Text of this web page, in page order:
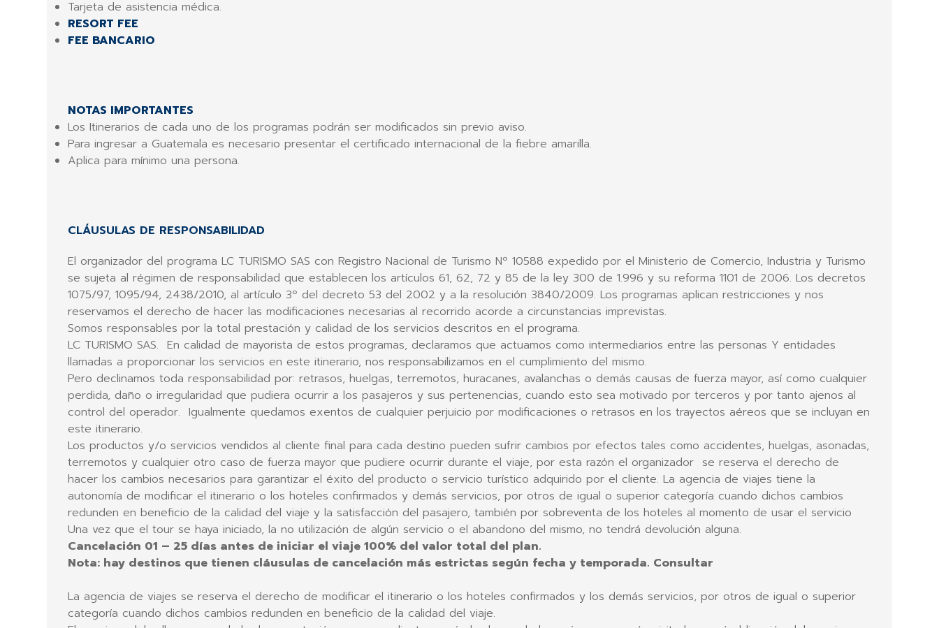
Tarjeta de asistencia médica.
RESORT FEE
FEE BANCARIO
NOTAS IMPORTANTES
Los Itinerarios de cada uno de los programas podrán ser modificados sin previo aviso.
Para ingresar a Guatemala es necesario presentar el certificado internacional de la fiebre amarilla.
Aplica para mínimo una persona.
CLÁUSULAS DE RESPONSABILIDAD
El organizador del programa LC TURISMO SAS con Registro Nacional de Turismo Nº 10588 expedido por el Ministerio de Comercio, Industria y Turismo
se sujeta al régimen de responsabilidad que establecen los artículos 61, 62, 72 y 85 de la ley 300 de 1.996 y su reforma 1101 de 2006. Los decretos
1075/97, 1095/94, 2438/2010, al artículo 3º del decreto 53 del 2002 y a la resolución 3840/2009. Los programas aplican restricciones y nos
reservamos el derecho de hacer las modificaciones necesarias al recorrido acorde a circunstancias imprevistas.
Somos responsables por la total prestación y calidad de los servicios descritos en el programa.
LC TURISMO SAS. En calidad de mayorista de estos programas, declaramos que actuamos como intermediarios entre las personas Y entidades
llamadas a proporcionar los servicios en este itinerario, nos responsabilizamos en el cumplimiento del mismo.
Pero declinamos toda responsabilidad por: retrasos, huelgas, terremotos, huracanes, avalanchas o demás causas de fuerza mayor, así como cualquier
perdida, daño o irregularidad que pudiera ocurrir a los pasajeros y sus pertenencias, cuando esto sea motivado por terceros y por tanto ajenos al
control del operador. Igualmente quedamos exentos de cualquier perjuicio por modificaciones o retrasos en los trayectos aéreos que se incluyan en
este itinerario.
Los productos y/o servicios vendidos al cliente final para cada destino pueden sufrir cambios por efectos tales como accidentes, huelgas, asonadas,
terremotos y cualquier otro caso de fuerza mayor que pudiere ocurrir durante el viaje, por esta razón el organizador se reserva el derecho de
hacer los cambios necesarios para garantizar el éxito del producto o servicio turístico adquirido por el cliente. La agencia de viajes tiene la
autonomía de modificar el itinerario o los hoteles confirmados y demás servicios, por otros de igual o superior categoría cuando dichos cambios
redunden en beneficio de la calidad del viaje y la satisfacción del pasajero, también por sobreventa de los hoteles al momento de usar el servicio
Una vez que el tour se haya iniciado, la no utilización de algún servicio o el abandono del mismo, no tendrá devolución alguna.
Cancelación 01 – 25 días antes de iniciar el viaje 100% del valor total del plan.
Nota: hay destinos que tienen cláusulas de cancelación más estrictas según fecha y temporada. Consultar
La agencia de viajes se reserva el derecho de modificar el itinerario o los hoteles confirmados y los demás servicios, por otros de igual o superior
categoría cuando dichos cambios redunden en beneficio de la calidad del viaje.